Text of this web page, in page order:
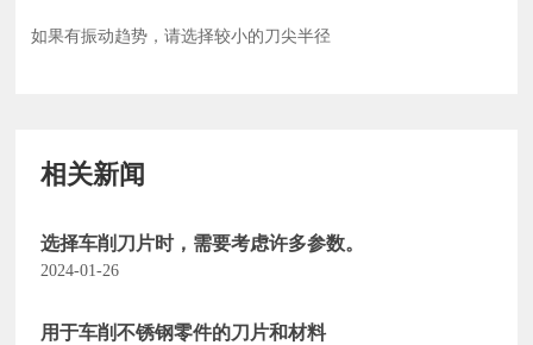
如果有振动趋势，请选择较小的刀尖半径
相关新闻
选择车削刀片时，需要考虑许多参数。
2024-01-26
用于车削不锈钢零件的刀片和材料